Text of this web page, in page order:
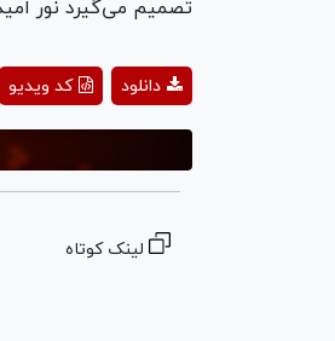
تصمیم می‌گیرد نور امید
کد ویدیو دانلود
لینک کوتاه